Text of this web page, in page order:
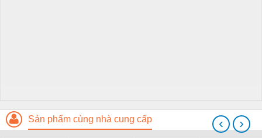
Sản phẩm cùng nhà cung cấp ‹ ›